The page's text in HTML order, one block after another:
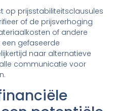
op prijsstabiliteitsclausules
of de prijsverhoging
of andere
gefaseerde
naar alternatieve
communicatie voor